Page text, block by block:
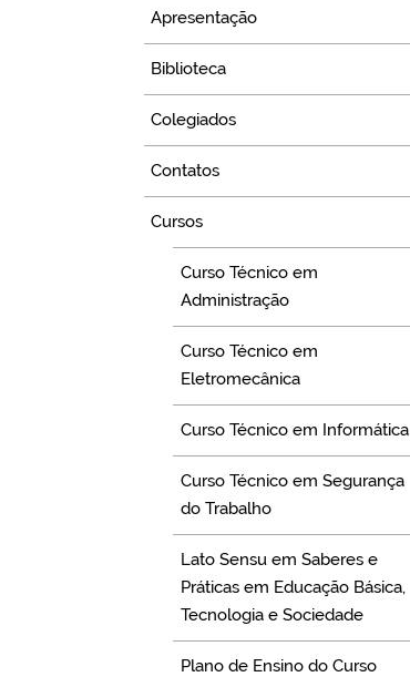
Apresentação
Biblioteca
Colegiados
Contatos
Cursos
Curso Técnico em
Administração
Curso Técnico em
Eletromecânica
Curso Técnico em Informática
Curso Técnico em Segurança
do Trabalho
Lato Sensu em Saberes e
Práticas em Educação Básica,
Tecnologia e Sociedade
Plano de Ensino do Curso